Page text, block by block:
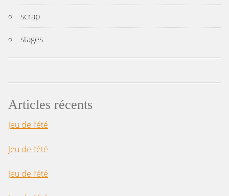
scrap
stages
Articles récents
Jeu de l’été
Jeu de l’été
Jeu de l’été